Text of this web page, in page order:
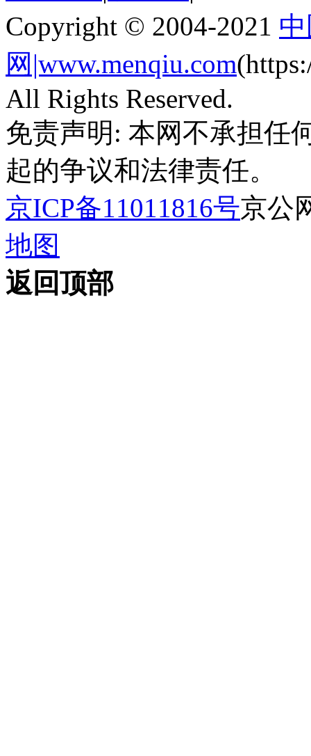
Copyright © 2004-2021
网|www.menqiu.com
All Rights Reserved.
免责声明: 本网不承担任
起的争议和法律责任。
京ICP备11011816号京公
地图
返回顶部